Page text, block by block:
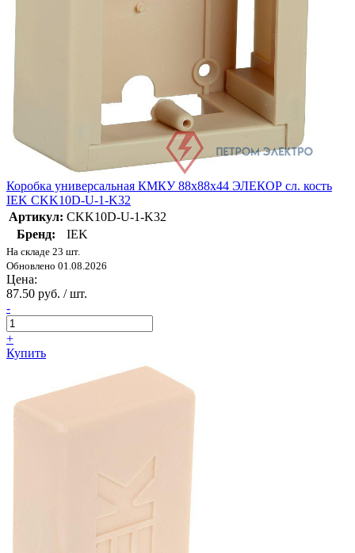
Коробка универсальная КМКУ 88х88х44 ЭЛЕКОР сл. кость
IEK CKK10D-U-1-K32
Артикул: CKK10D-U-1-K32
Бренд:
IEK
На складе 23 шт.
Обновлено 01.08.2026
Цена:
87.50 руб. / шт.
-
+
Купить